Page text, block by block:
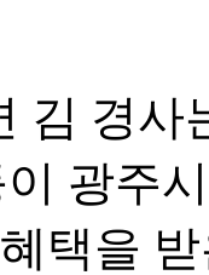
김 경사
광주
택을